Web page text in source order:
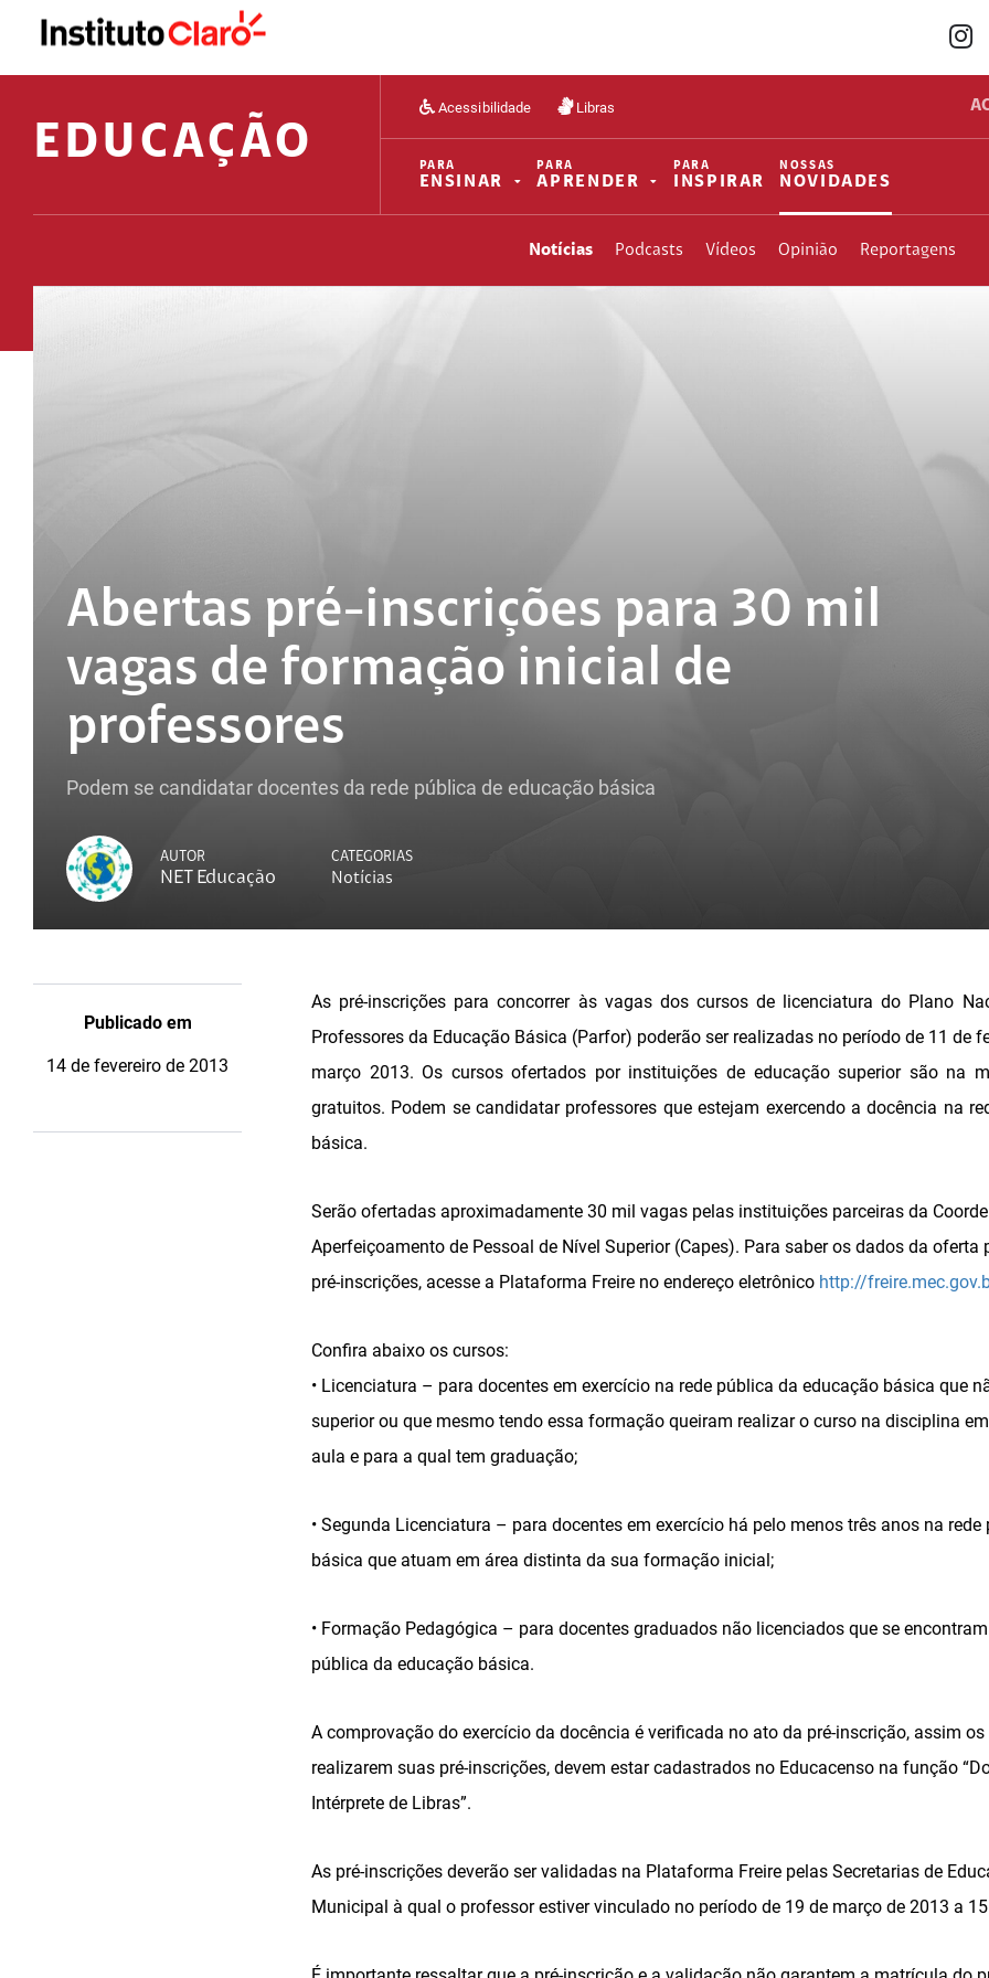
EDUCAÇÃO
Acessibilidade Libras
PARA
ENSINAR
PARA
APRENDER
PARA
INSPIRAR
NOSSAS
NOVIDADES
Notícias Podcasts Vídeos Opinião Reportagens
Abertas pré-inscrições para 30 mil
vagas de formação inicial de
professores
Podem se candidatar docentes da rede pública de educação básica
AUTOR
NET Educação
CATEGORIAS
Notícias
Publicado em
14 de fevereiro de 2013
As pré-inscrições para concorrer às vagas dos cursos de licenciatura do Plano
Professores da Educação Básica (Parfor) poderão ser realizadas no período de 11 de
março 2013. Os cursos ofertados por instituições de educação superior são na
gratuitos. Podem se candidatar professores que estejam exercendo a docência na
básica.
Serão ofertadas aproximadamente 30 mil vagas pelas instituições parceiras da
Aperfeiçoamento de Pessoal de Nível Superior (Capes). Para saber os dados da oferta
pré-inscrições, acesse a Plataforma Freire no endereço eletrônico http://
Confira abaixo os cursos:
• Licenciatura – para docentes em exercício na rede pública da educação básica que
superior ou que mesmo tendo essa formação queiram realizar o curso na disciplina
aula e para a qual tem graduação;
• Segunda Licenciatura – para docentes em exercício há pelo menos três anos na
básica que atuam em área distinta da sua formação inicial;
• Formação Pedagógica – para docentes graduados não licenciados que se
pública da educação básica.
A comprovação do exercício da docência é verificada no ato da pré-inscrição, assim
realizarem suas pré-inscrições, devem estar cadastrados no Educacenso na função
Intérprete de Libras”.
As pré-inscrições deverão ser validadas na Plataforma Freire pelas Secretarias de
Municipal à qual o professor estiver vinculado no período de 19 de março de 2013 a